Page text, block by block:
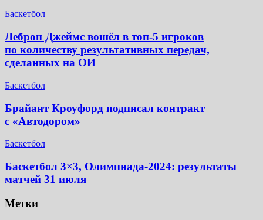
Баскетбол
Леброн Джеймс вошёл в топ-5 игроков
по количеству результативных передач,
сделанных на ОИ
Баскетбол
Брайант Кроуфорд подписал контракт
с «Автодором»
Баскетбол
Баскетбол 3×3, Олимпиада-2024: результаты
матчей 31 июля
Метки